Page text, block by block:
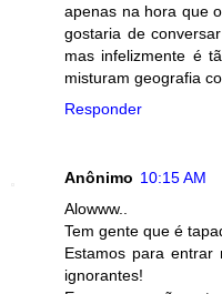
apenas na hora que
gostaria de
mas infelizmente é
misturam geografia
Responder
Anônimo 10:15 AM
Alowww..
Tem gente que é
Estamos para entrar
ignorantes!